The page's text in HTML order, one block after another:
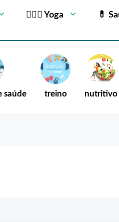
🧘🏻‍♂️ Yoga 💊
saúde treino nutritivo